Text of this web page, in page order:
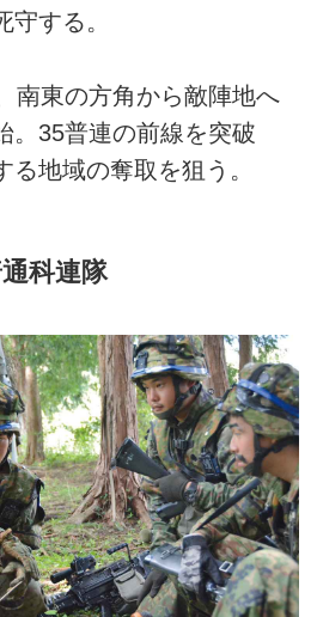
する。
南東の方角から敵陣地へ
。35普連の前線を突破
る地域の奪取を狙う。
科連隊